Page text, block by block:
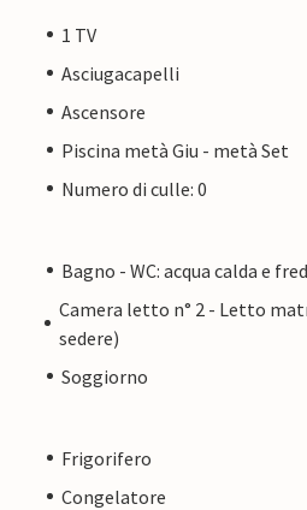
1 TV
Asciugacapelli
Ascensore
Piscina metà Giu - metà Set
Numero di culle: 0
Bagno - WC: acqua calda e
Camera letto n° 2 - Letto
sedere)
Soggiorno
Frigorifero
Congelatore